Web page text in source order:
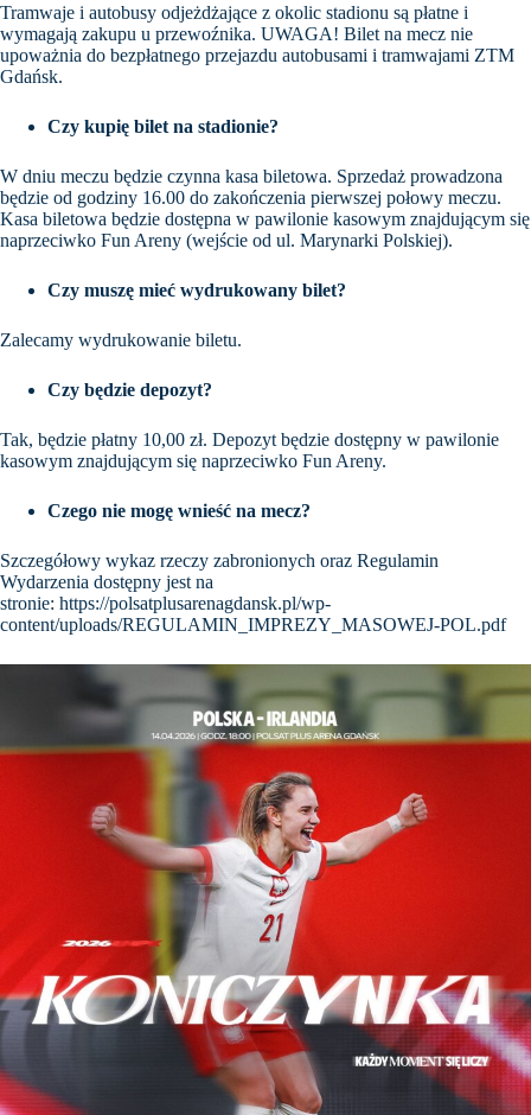
Tramwaje i autobusy odjeżdżające z okolic stadionu są płatne i
wymagają zakupu u przewoźnika. UWAGA! Bilet na mecz nie
upoważnia do bezpłatnego przejazdu autobusami i tramwajami ZTM
Gdańsk.
Czy kupię bilet na stadionie?
W dniu meczu będzie czynna kasa biletowa. Sprzedaż prowadzona
będzie od godziny 16.00 do zakończenia pierwszej połowy meczu.
Kasa biletowa będzie dostępna w pawilonie kasowym znajdującym się
naprzeciwko Fun Areny (wejście od ul. Marynarki Polskiej).
Czy muszę mieć wydrukowany bilet?
Zalecamy wydrukowanie biletu.
Czy będzie depozyt?
Tak, będzie płatny 10,00 zł. Depozyt będzie dostępny w pawilonie
kasowym znajdującym się naprzeciwko Fun Areny.
Czego nie mogę wnieść na mecz?
Szczegółowy wykaz rzeczy zabronionych oraz Regulamin
Wydarzenia dostępny jest na
stronie: https://polsatplusarenagdansk.pl/wp-
content/uploads/REGULAMIN_IMPREZY_MASOWEJ-POL.pdf